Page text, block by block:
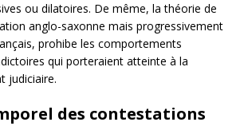
ou dilatoires. De même, la théorie de
anglo-saxonne mais progressivement
prohibe les comportements
qui porteraient atteinte à la
judiciaire.
des contestations